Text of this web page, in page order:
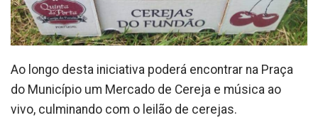
Ao longo desta iniciativa poderá encontrar na Praça
do Município um Mercado de Cereja e música ao
vivo, culminando com o leilão de cerejas.